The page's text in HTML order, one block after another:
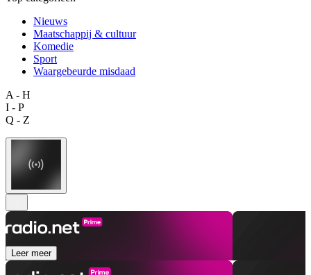
Nieuws
Maatschappij & cultuur
Komedie
Sport
Waargebeurde misdaad
A - H
I - P
Q - Z
Leer meer